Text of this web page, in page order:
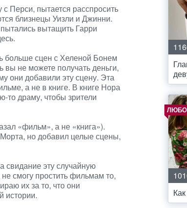
Перси, пытается расспросить
близнецы Уизли и Джинни.
вытащить Гарри
больше сцен с Хеленой Бонем
вы не можете получать деньги,
они добавили эту сцену. Эта
а не в книге. В книге Нора
то драму, чтобы зрители
«фильм», а не «книга»).
но добавил целые сцены,
свидание эту случайную
смогу простить фильмам то,
их за то, что они
истории.